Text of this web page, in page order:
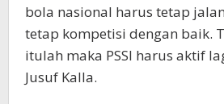
bola nasional harus tetap
tetap kompetisi dengan baik.
itulah maka PSSI harus aktif
Jusuf Kalla.